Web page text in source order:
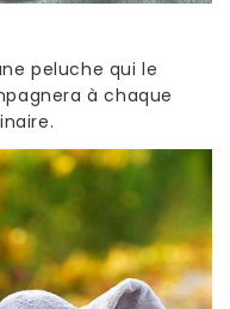
peluche qui le
à chaque